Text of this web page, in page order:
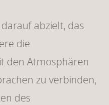
abzielt, das
die
den Atmosphären
zu verbinden,
des